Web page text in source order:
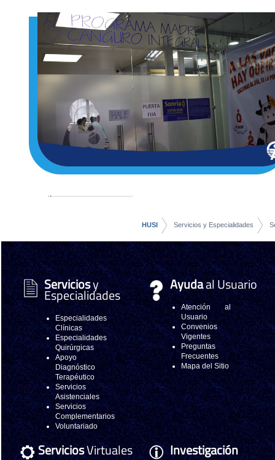
HUSI Servicios y Especialidades
Serviciosy
Especialidades
Especialidades
Clínicas
Especialidades
Quirúrgicas
Apoyo
Diagnóstico
Terapéutico
Servicios
Asistenciales
Servicios
Complementarios
Voluntariado
Ayudaal Usuario
Atención al
Usuario
Convenios
Vigentes
Preguntas
Frecuentes
Mapa del Sitio
ServiciosVirtuales Investigación